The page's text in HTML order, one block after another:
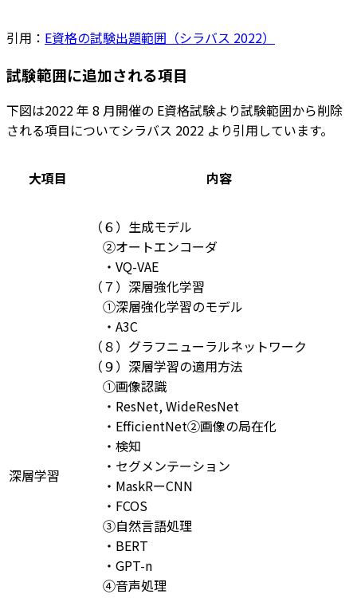
引用： E資格の試験出題範囲（シラバス 2022）
試験範囲に追加される項目
下図は2022 年 8 月開催の E資格試験より試験範囲から削除
される項目についてシラバス 2022 より引用しています。
大項目 内容
深層学習
（６）生成モデル
②オートエンコーダ
・VQ-VAE
（７）深層強化学習
①深層強化学習のモデル
・A3C
（８）グラフニューラルネットワーク
（９）深層学習の適用方法
①画像認識
・ResNet, WideResNet
・EfficientNet②画像の局在化
・検知
・セグメンテーション
・MaskRーCNN
・FCOS
③自然言語処理
・BERT
・GPT-n
④音声処理